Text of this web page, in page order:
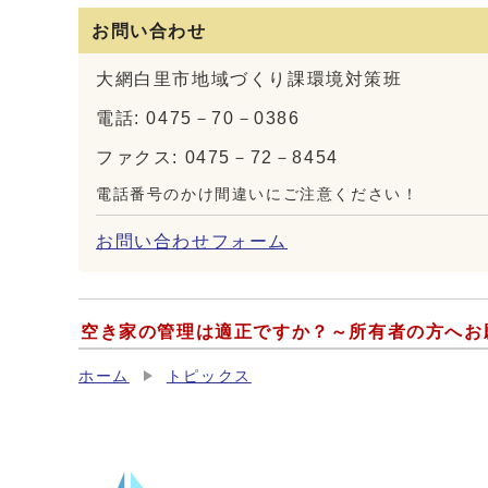
お問い合わせ
大網白里市地域づくり課環境対策班
電話: 0475－70－0386
ファクス: 0475－72－8454
電話番号のかけ間違いにご注意ください！
お問い合わせフォーム
空き家の管理は適正ですか？～所有者の方へお
ホーム トピックス